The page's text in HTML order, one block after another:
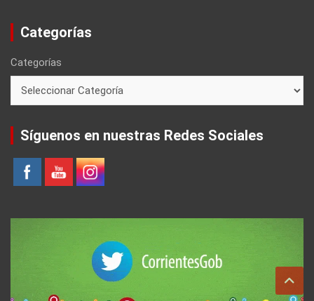
Categorías
Categorías
Síguenos en nuestras Redes Sociales